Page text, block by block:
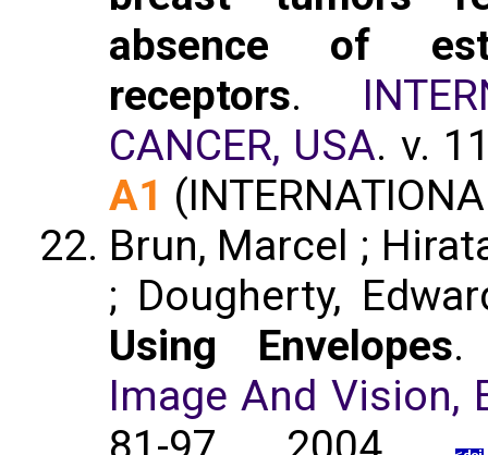
absence of
receptors.
CANCER, USA. v.
A1
Brun, Marcel ;
; Dougherty,
Using Envelopes
Image And Vision,